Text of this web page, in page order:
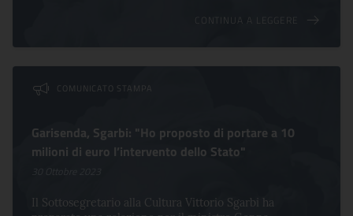
CONTINUA A LEGGERE
COMUNICATO STAMPA
Garisenda, Sgarbi: "Ho proposto di portare a 10
milioni di euro l’intervento dello Stato"
Il Sottosegretario alla Cultura Vittorio Sgarbi ha